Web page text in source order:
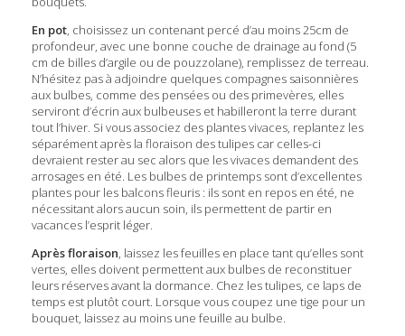
En pot, choisissez un contenant percé d’au moins 25cm de
profondeur, avec une bonne couche de drainage au fond (5
cm de billes d’argile ou de pouzzolane), remplissez de terreau.
N’hésitez pas à adjoindre quelques compagnes saisonnières
aux bulbes, comme des pensées ou des primevères, elles
serviront d’écrin aux bulbeuses et habilleront la terre durant
tout l’hiver. Si vous associez des plantes vivaces, replantez les
séparément après la floraison des tulipes car celles-ci
devraient rester au sec alors que les vivaces demandent des
arrosages en été. Les bulbes de printemps sont d’excellentes
plantes pour les balcons fleuris : ils sont en repos en été, ne
nécessitant alors aucun soin, ils permettent de partir en
vacances l’esprit léger.
Après floraison, laissez les feuilles en place tant qu’elles sont
vertes, elles doivent permettent aux bulbes de reconstituer
leurs réserves avant la dormance. Chez les tulipes, ce laps de
temps est plutôt court. Lorsque vous coupez une tige pour un
bouquet, laissez au moins une feuille au bulbe.